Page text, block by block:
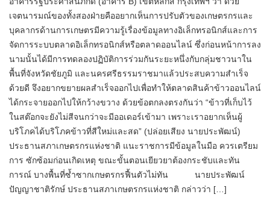
เจตนารมณ์ของทั้งสองฝ่ายคืออยากเห็นการปรับตัวของเกษตรกรและ
บุคลากรด้านการเกษตรมีความรู้เรื่องข้อมูลทางอิเล็กทรอนิกส์และการ
จัดการระบบตลาดอิเล็กทรอนิกส์หรือตลาดออนไลน์ ซึ่งก่อนหน้าการลง
นามนั้นได้มีการทดลองปฏิบัติการร่วมกันระยะหนึ่งกับกลุ่มชาวนาใน
พื้นที่จังหวัดชัยภูมิ และนครศรีธรรมราชมาแล้วประสบความสำเร็จ
ด้วยดี จึงอยากขยายผลสำเร็จออกไป​เพื่อทำให้ตลาดสินค้าข้าวออนไลน์
ได้กระจายออกไปให้กว้างขวาง​ ด้วยข้อตกลงตรงกันว่า “ข้าวที่เก็บไว้
ในสต๊อกจะยังไม่สีจนกว่าจะมีออเดอร์เข้ามา เพราะเราอยากเห็นผู้
บริโภคได้บริโภคข้าวที่สีใหม่และสด” (ปล่อย​เสียง​ นายป​ระพัฒน์)​
ประธานสภา​เกษตรกร​แห่งชาติ แนะราชการมีข้อมูลในมือ ควรเตรียม
การ ซักซ้อมก่อนเกิดเหตุ ขณะขั้นตอนเยียวยาต้องกระชับและทัน
การณ์ บางพื้นที่ซ้ำซากเกษตรกรฟื้นตัวไม่ทัน นายประพัฒน์​
ปัญญา​ชาติ​รักษ์​ ประธาน​สภา​เกษตรกร​แห่งชาติ​ กล่าวว่า […]